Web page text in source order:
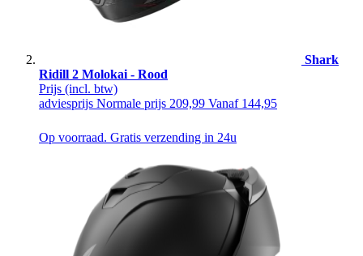
Shark
Ridill 2 Molokai - Rood
Prijs (incl. btw)
adviesprijs Normale prijs 209,99 Vanaf 144,95
Op voorraad. Gratis verzending in 24u